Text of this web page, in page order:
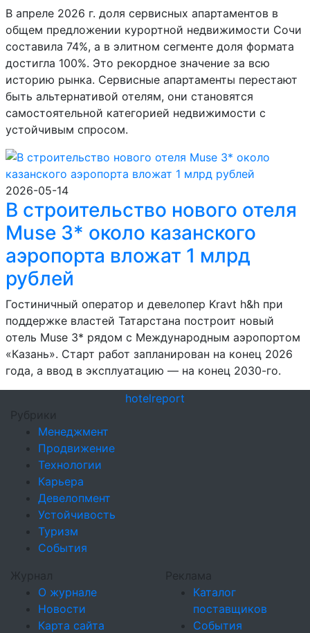
В апреле 2026 г. доля сервисных апартаментов в
общем предложении курортной недвижимости Сочи
составила 74%, а в элитном сегменте доля формата
достигла 100%. Это рекордное значение за всю
историю рынка. Сервисные апартаменты перестают
быть альтернативой отелям, они становятся
самостоятельной категорией недвижимости с
устойчивым спросом.
2026-05-14
В строительство нового отеля
Muse 3* около казанского
аэропорта вложат 1 млрд
рублей
Гостиничный оператор и девелопер Kravt h&h при
поддержке властей Татарстана построит новый
отель Muse 3* рядом с Международным аэропортом
«Казань». Старт работ запланирован на конец 2026
года, а ввод в эксплуатацию — на конец 2030-го.
hotelreport
Рубрики
Менеджмент
Продвижение
Технологии
Карьера
Девелопмент
Устойчивость
Туризм
События
Журнал
О журнале
Новости
Карта сайта
Реклама
Каталог
поставщиков
События